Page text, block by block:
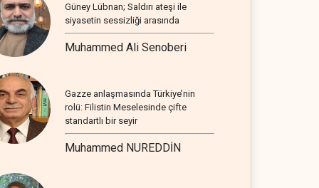
Güney Lübnan; Saldırı ateşi ile
siyasetin sessizliği arasında
Muhammed Ali Senoberi
Gazze anlaşmasında Türkiye’nin
rolü: Filistin Meselesinde çifte
standartlı bir seyir
Muhammed NUREDDİN